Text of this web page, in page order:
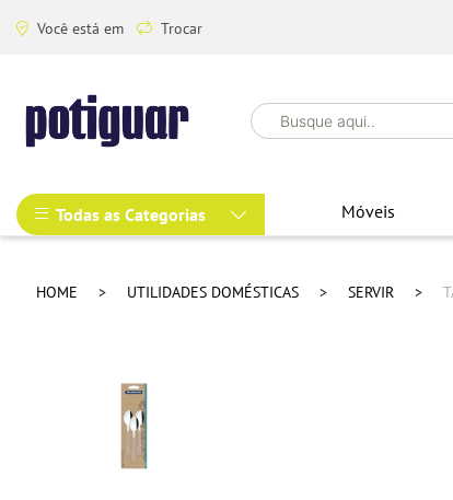
Você está em Trocar
Todas as Categorias Móveis
HOME UTILIDADES DOMÉSTICAS SERVIR